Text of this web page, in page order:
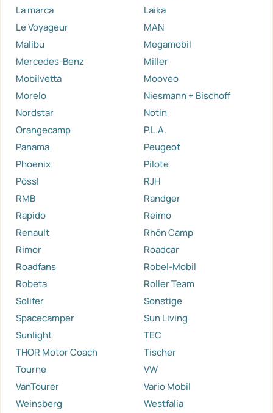
La marca
Laika
Le Voyageur
MAN
Malibu
Megamobil
Mercedes-Benz
Miller
Mobilvetta
Mooveo
Morelo
Niesmann + Bischoff
Nordstar
Notin
Orangecamp
P.L.A.
Panama
Peugeot
Phoenix
Pilote
Pössl
RJH
RMB
Randger
Rapido
Reimo
Renault
Rhön Camp
Rimor
Roadcar
Roadfans
Robel-Mobil
Robeta
Roller Team
Solifer
Sonstige
Spacecamper
Sun Living
Sunlight
TEC
THOR Motor Coach
Tischer
Tourne
VW
VanTourer
Vario Mobil
Weinsberg
Westfalia